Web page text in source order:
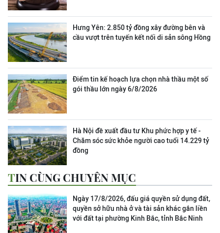
Hưng Yên: 2.850 tỷ đồng xây đường bên và
cầu vượt trên tuyến kết nối di sản sông Hồng
Điểm tin kế hoạch lựa chọn nhà thầu một số
gói thầu lớn ngày 6/8/2026
Hà Nội đề xuất đầu tư Khu phức hợp y tế -
Chăm sóc sức khỏe người cao tuổi 14.229 tỷ
đồng
TIN CÙNG CHUYÊN MỤC
Ngày 17/8/2026, đấu giá quyền sử dụng đất,
quyền sở hữu nhà ở và tài sản khác gắn liền
với đất tại phường Kinh Bắc, tỉnh Bắc Ninh